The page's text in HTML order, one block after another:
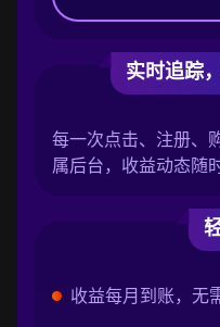
实时追踪
每一次点击、注册、
属后台，收益动态随
收益每月到账，无